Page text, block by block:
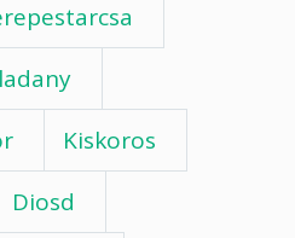
Kiskoros
Diosd